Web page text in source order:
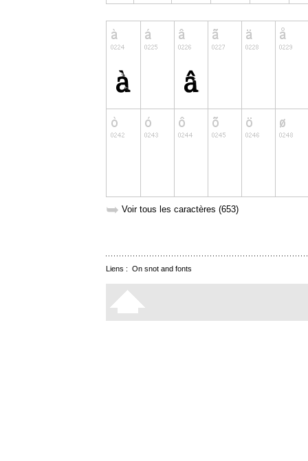
➥ Voir tous les caractères (653)
Liens : On snot and fonts